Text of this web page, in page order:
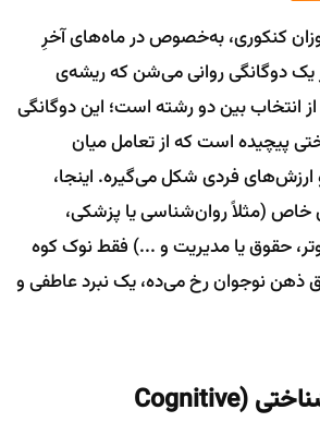
کنکوری، به‌خصوص در ماه‌های آخرِ
یک دوگانگی روانی می‌شن که ریشه‌ی
انتخاب بین دو رشته است؛ این دوگانگی
پیچیده است که از تعامل میان
فردی شکل می‌گیره. اینجا،
خاص (مثلاً روان‌شناسی یا پزشکی،
حقوق یا مدیریت و ...) فقط نوک کوه
ذهن نوجوان رخ می‌ده، یک نبرد عاطفی و
(Cognitive